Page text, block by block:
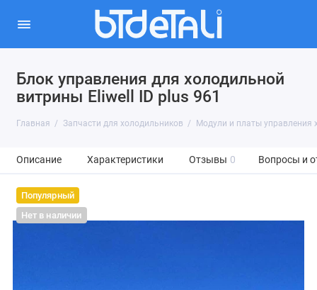
Блок управления для холодильной
витрины Eliwell ID plus 961
Главная Запчасти для холодильников Модули и платы управления
Описание Характеристики Отзывы 0 Вопросы и
Популярный
Нет в наличии